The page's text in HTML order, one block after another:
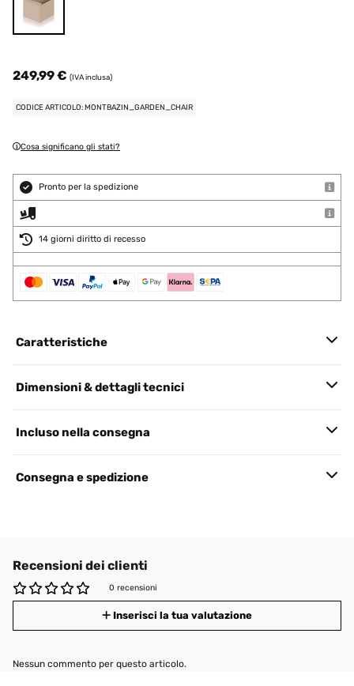
249,99 € (IVA inclusa)
CODICE ARTICOLO: MONTBAZIN_GARDEN_CHAIR
Cosa significano gli stati?
Pronto per la spedizione
14 giorni diritto di recesso
Caratteristiche
Dimensioni & dettagli tecnici
Incluso nella consegna
Consegna e spedizione
Recensioni dei clienti
0 recensioni
Inserisci la tua valutazione
Nessun commento per questo articolo.